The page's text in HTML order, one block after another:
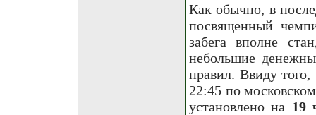
Как обычно, в
посвященный
забега вполне
небольшие
правил. Ввиду
22:45 по
установлено на 19